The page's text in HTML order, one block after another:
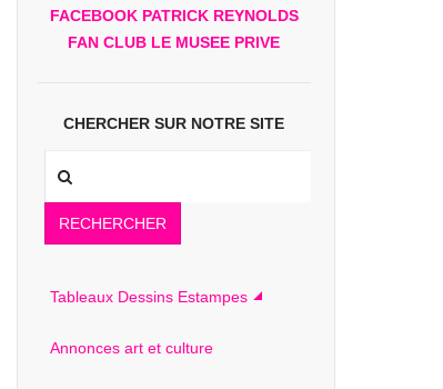
FACEBOOK PATRICK REYNOLDS
FAN CLUB LE MUSEE PRIVE
CHERCHER SUR NOTRE SITE
RECHERCHER
Tableaux Dessins Estampes
Annonces art et culture